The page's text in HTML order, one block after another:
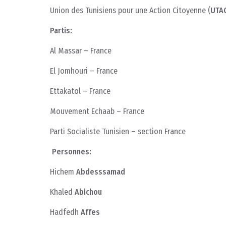
Union des Tunisiens pour une Action Citoyenne (
Partis:
Al Massar – France
El Jomhouri – France
Ettakatol – France
Mouvement Echaab – France
Parti Socialiste Tunisien – section France
Personnes:
Hichem Abdesssamad
Khaled Abichou
Hadfedh Affes